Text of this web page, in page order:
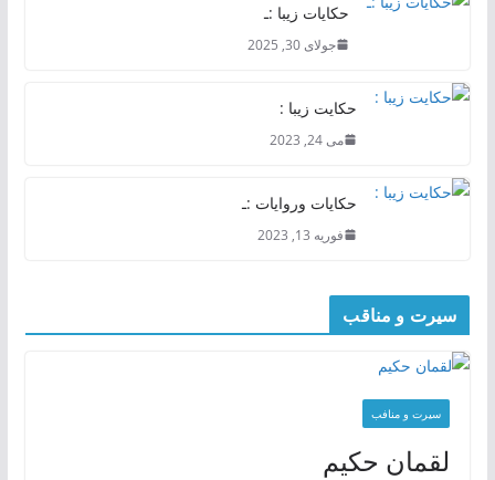
حکایات زیبا :ـ
جولای 30, 2025
حکایت زیبا :
می 24, 2023
حکایات وروایات :ـ
فوریه 13, 2023
سیرت و مناقب
سیرت و منافب
لقمان حکیم